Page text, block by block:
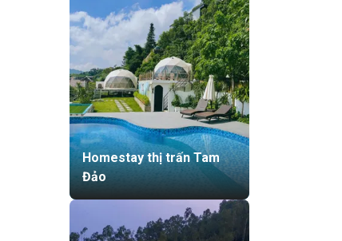
Homestay thị trấn Tam
Đảo